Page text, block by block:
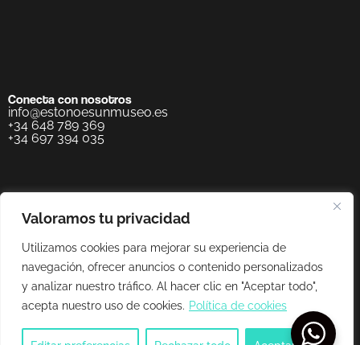
Valoramos tu privacidad
Utilizamos cookies para mejorar su experiencia de
navegación, ofrecer anuncios o contenido personalizados
y analizar nuestro tráfico. Al hacer clic en "Aceptar todo",
acepta nuestro uso de cookies. Política de cookies
Conecta con nosotros
info@estonoesunmuseo.es
+34 648 789 369
+34 697 394 035